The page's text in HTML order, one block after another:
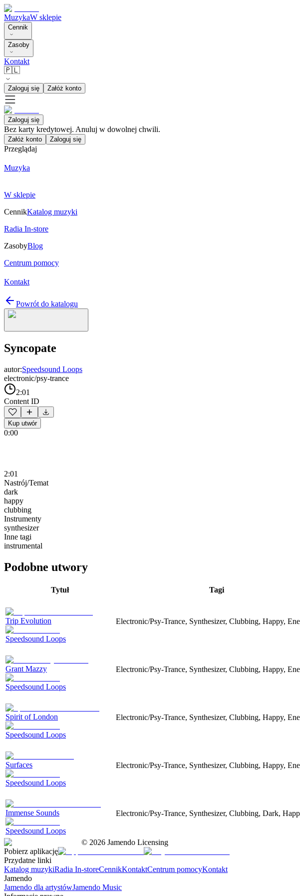
MuzykaW sklepie
Cennik
Zasoby
Kontakt
🇵🇱
Zaloguj się Załóż konto
Zaloguj się
Bez karty kredytowej. Anuluj w dowolnej chwili.
Załóż konto Zaloguj się
Przeglądaj
Muzyka
W sklepie
CennikKatalog muzyki
Radia In-store
ZasobyBlog
Centrum pomocy
Kontakt
Powrót do katalogu
Syncopate
autor:Speedsound Loops
electronic/psy-trance
2:01
Content ID
Kup utwór
0:00
2:01
Nastrój/Temat
dark
happy
clubbing
Instrumenty
synthesizer
Inne tagi
instrumental
Podobne utwory
Tytuł Tagi
Trip Evolution
Speedsound Loops
Electronic/Psy-Trance, Synthesizer, Clubbing, Happy,
Grant Mazzy
Speedsound Loops
Electronic/Psy-Trance, Synthesizer, Clubbing, Happy,
Spirit of London
Speedsound Loops
Electronic/Psy-Trance, Synthesizer, Clubbing, Happy,
Surfaces
Speedsound Loops
Electronic/Psy-Trance, Synthesizer, Clubbing, Happy,
Immense Sounds
Speedsound Loops
Electronic/Psy-Trance, Synthesizer, Clubbing, Dark,
© 2026 Jamendo Licensing
Pobierz aplikację
Przydatne linki
Katalog muzykiRadia In-storeCennikKontaktCentrum pomocyKontakt
Jamendo
Jamendo dla artystówJamendo Music